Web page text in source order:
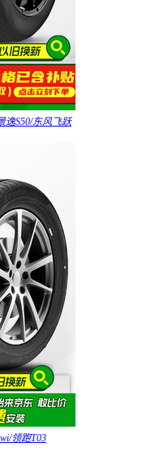
逸S50/东风飞跃
领跑T03